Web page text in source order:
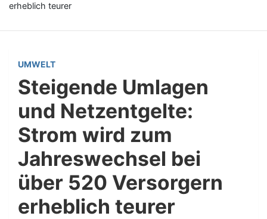
erheblich teurer
UMWELT
Steigende Umlagen
und Netzentgelte:
Strom wird zum
Jahreswechsel bei
über 520 Versorgern
erheblich teurer